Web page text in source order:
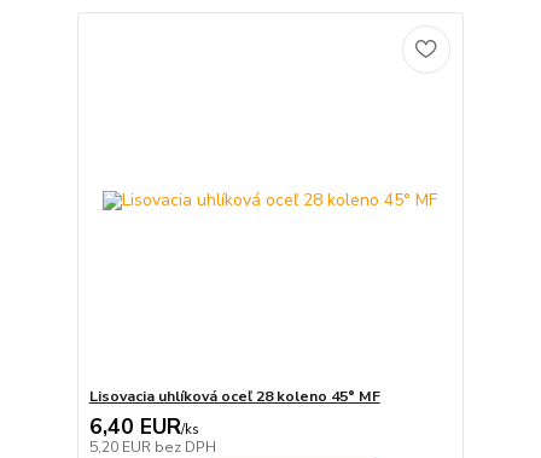
Lisovacia uhlíková oceľ 28 koleno 45° MF
6,40 EUR/ks
5,20 EUR bez DPH